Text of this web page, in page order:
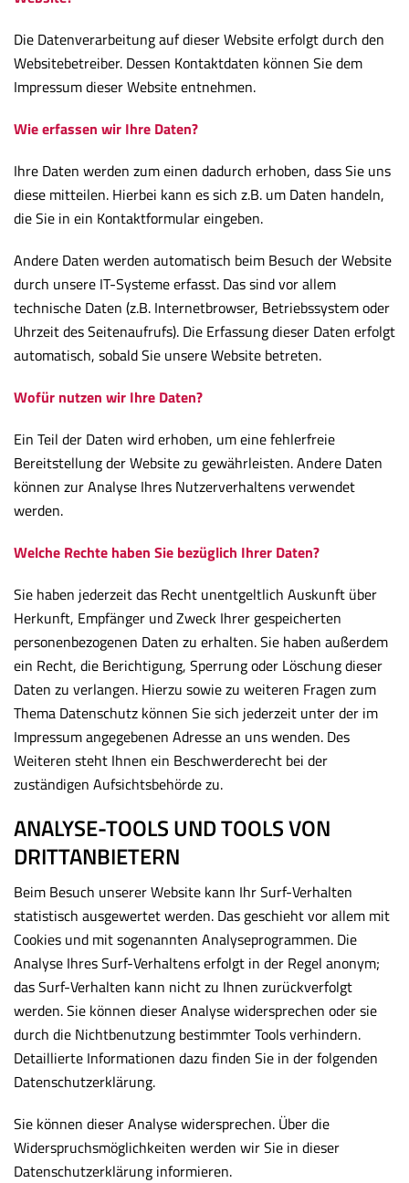
Die Datenverarbeitung auf dieser Website erfolgt durch den
Websitebetreiber. Dessen Kontaktdaten können Sie dem
Impressum dieser Website entnehmen.
Wie erfassen wir Ihre Daten?
Ihre Daten werden zum einen dadurch erhoben, dass Sie uns
diese mitteilen. Hierbei kann es sich z.B. um Daten handeln,
die Sie in ein Kontaktformular eingeben.
Andere Daten werden automatisch beim Besuch der Website
durch unsere IT-Systeme erfasst. Das sind vor allem
technische Daten (z.B. Internetbrowser, Betriebssystem oder
Uhrzeit des Seitenaufrufs). Die Erfassung dieser Daten erfolgt
automatisch, sobald Sie unsere Website betreten.
Wofür nutzen wir Ihre Daten?
Ein Teil der Daten wird erhoben, um eine fehlerfreie
Bereitstellung der Website zu gewährleisten. Andere Daten
können zur Analyse Ihres Nutzerverhaltens verwendet
werden.
Welche Rechte haben Sie bezüglich Ihrer Daten?
Sie haben jederzeit das Recht unentgeltlich Auskunft über
Herkunft, Empfänger und Zweck Ihrer gespeicherten
personenbezogenen Daten zu erhalten. Sie haben außerdem
ein Recht, die Berichtigung, Sperrung oder Löschung dieser
Daten zu verlangen. Hierzu sowie zu weiteren Fragen zum
Thema Datenschutz können Sie sich jederzeit unter der im
Impressum angegebenen Adresse an uns wenden. Des
Weiteren steht Ihnen ein Beschwerderecht bei der
zuständigen Aufsichtsbehörde zu.
ANALYSE-TOOLS UND TOOLS VON
DRITTANBIETERN
Beim Besuch unserer Website kann Ihr Surf-Verhalten
statistisch ausgewertet werden. Das geschieht vor allem mit
Cookies und mit sogenannten Analyseprogrammen. Die
Analyse Ihres Surf-Verhaltens erfolgt in der Regel anonym;
das Surf-Verhalten kann nicht zu Ihnen zurückverfolgt
werden. Sie können dieser Analyse widersprechen oder sie
durch die Nichtbenutzung bestimmter Tools verhindern.
Detaillierte Informationen dazu finden Sie in der folgenden
Datenschutzerklärung.
Sie können dieser Analyse widersprechen. Über die
Widerspruchsmöglichkeiten werden wir Sie in dieser
Datenschutzerklärung informieren.